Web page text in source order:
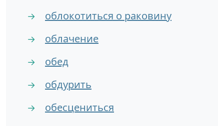
→ облокотиться о раковину
→ облачение
→ обед
→ обдурить
→ обесцениться